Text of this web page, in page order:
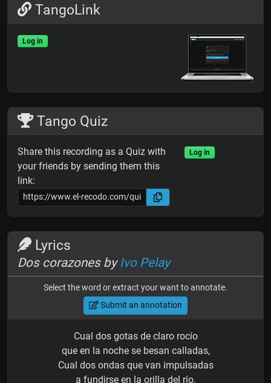
TangoLink
Log in
Tango Quiz
Share this recording as a Quiz with
your friends by sending them this
link:
Log in
Lyrics
Dos corazones by Ivo Pelay
Select the word or extract your want to annotate.
Submit an annotation
Cual dos gotas de claro rocío
que en la noche se besan calladas,
Cual dos ondas que van impulsadas
a fundirse en la orilla del río.